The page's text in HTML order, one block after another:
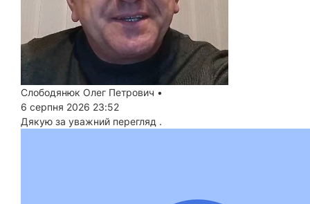
Слободянюк Олег Петрович •
6 серпня 2026 23:52
Дякую за уважний перегляд .